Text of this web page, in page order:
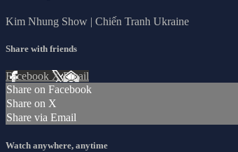
Kim Nhung Show | Chiến Tranh Ukraine
Share with friends
Facebook XEmail
Share on Facebook
Share on X
Share via Email
Watch anywhere, anytime